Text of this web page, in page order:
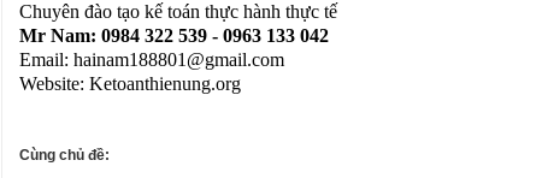
Chuyên đào tạo kế toán thực hành thực tế
Mr Nam: 0984 322 539 - 0963 133 042
Email: hainam188801@gmail.com
Website: Ketoanthienung.org
Cùng chủ đề: